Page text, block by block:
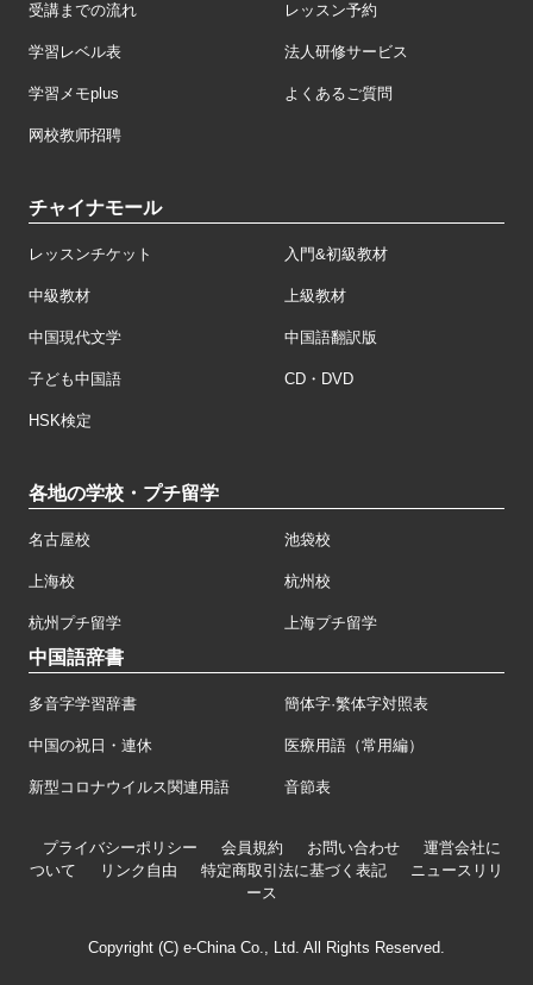
受講までの流れ レッスン予約
学習レベル表 法人研修サービス
学習メモplus よくあるご質問
网校教师招聘
チャイナモール
レッスンチケット 入門&初級教材
中級教材 上級教材
中国現代文学 中国語翻訳版
子ども中国語 CD・DVD
HSK検定
各地の学校・プチ留学
名古屋校 池袋校
上海校 杭州校
杭州プチ留学 上海プチ留学
中国語辞書
多音字学習辞書 簡体字·繁体字対照表
中国の祝日・連休 医療用語（常用編）
新型コロナウイルス関連用語 音節表
プライバシーポリシー 会員規約 お問い合わせ
運営会社に
ついて
リンク自由 特定商取引法に基づく表記
ニュースリリ
ース
Copyright (C) e-China Co., Ltd. All Rights Reserved.